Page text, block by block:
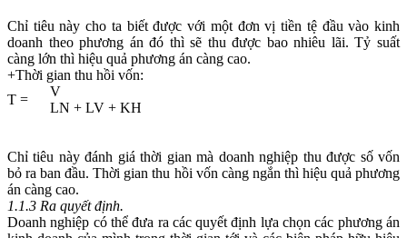
Chỉ tiêu này cho ta biết được với một đơn vị tiền tệ đầu vào kinh
doanh theo phương án đó thì sẽ thu được bao nhiêu lãi. Tỷ suất
càng lớn thì hiệu quả phương án càng cao.
+Thời gian thu hồi vốn:
T =
V
LN + LV + KH
Chỉ tiêu này đánh giá thời gian mà doanh nghiệp thu được số vốn
bỏ ra ban đầu. Thời gian thu hồi vốn càng ngắn thì hiệu quả phương
án càng cao.
1.1.3 Ra quyết định.
Doanh nghiệp có thể đưa ra các quyết định lựa chọn các phương án